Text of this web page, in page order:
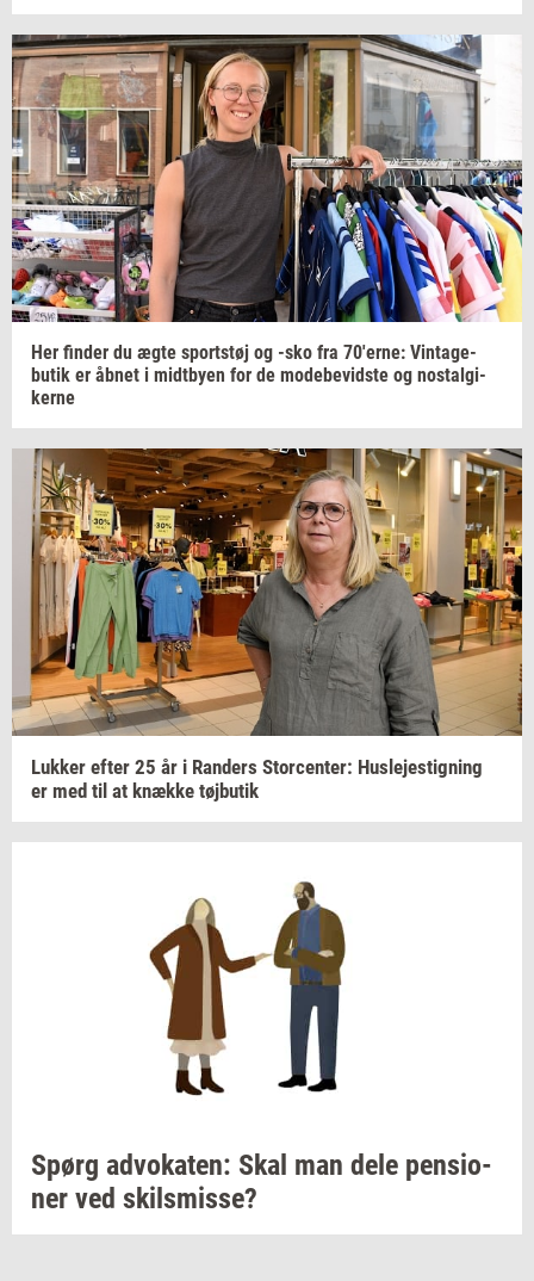
Her fin­der du ægte sport­støj og -sko fra 70'erne: Vintage-​
butik er åbnet i midt­by­en for de mo­de­be­vid­ste og nostal­gi­
ker­ne
Luk­ker efter 25 år i Ran­ders Stor­cen­ter: Hus­le­jestig­ning
er med til at knæk­ke tøj­bu­tik
Spørg ad­vo­ka­ten: Skal man dele pen­sio­
ner ved skils­mis­se?